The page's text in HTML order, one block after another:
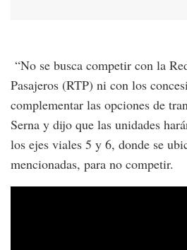
“No se busca competir con la
Pasajeros (RTP) ni con los
complementar las opciones de
Serna y dijo que las unidades
los ejes viales 5 y 6, donde se
mencionadas, para no competir.